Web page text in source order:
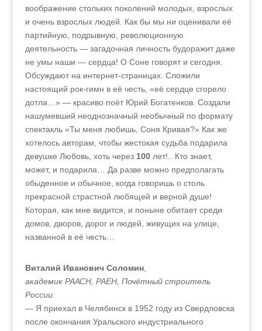
воображение стольких поколений молодых, взрослых
и очень взрослых людей. Как бы мы ни оценивали её
партийную, подрывную, революционную
деятельность — загадочная личность будоражит даже
не умы наши — сердца! О Соне говорят и сегодня.
Обсуждают на интернет-страницах. Сложили
настоящий рок-гимн в её честь, «её сердце сгорело
дотла…» — красиво поёт Юрий Богатенков. Создали
нашумевший неоднозначный необычный по формату
спектакль «Ты меня любишь, Соня Кривая?» Как же
хотелось авторам, чтобы жестокая судьба подарила
девушке Любовь, хоть через 100лет!.. Кто знает,
может, и подарила… Да разве можно предполагать
обыденное и обычное, когда говоришь о столь
прекрасной страстной любящей и верной душе!
Которая, как мне видится, и поныне обитает среди
домов, дворов, дорог и людей, живущих на улице,
названной в её честь…
Виталий Иванович Соломин,
академик РААСН, РАЕН, Почётный строитель
России:
— Я приехал в Челябинск в 1952 году из Свердловска
после окончания Уральского индустриального